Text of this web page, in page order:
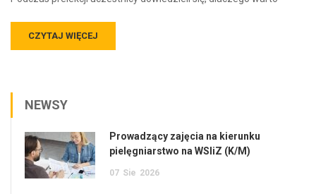
CZYTAJ WIĘCEJ
NEWSY
Prowadzący zajęcia na kierunku
pielęgniarstwo na WSIiZ (K/M)
07 Sie 2026